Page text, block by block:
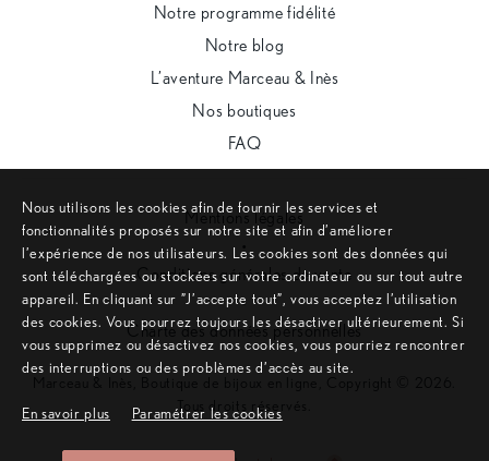
Notre programme fidélité
Notre blog
L’aventure Marceau & Inès
Nos boutiques
FAQ
Mentions légales
•
Conditions générales de vente
•
Charte des données personnelles
Marceau & Inès, Boutique de bijoux en ligne, Copyright © 2026.
Tous droits réservés.
Nous utilisons les cookies afin de fournir les services et
fonctionnalités proposés sur notre site et afin d’améliorer
l’expérience de nos utilisateurs. Les cookies sont des données qui
sont téléchargées ou stockées sur votre ordinateur ou sur tout autre
appareil. En cliquant sur ”J’accepte tout”, vous acceptez l’utilisation
des cookies. Vous pourrez toujours les désactiver ultérieurement. Si
vous supprimez ou désactivez nos cookies, vous pourriez rencontrer
des interruptions ou des problèmes d’accès au site.
En savoir plus Paramétrer les cookies